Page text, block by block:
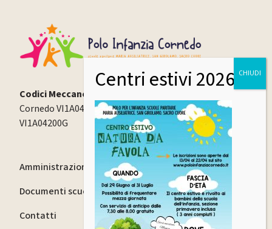
Codici Meccanografici:
Cornedo VI1A04000X | Cereda VI1A04100Q | Spagnago
VI1A04200G
Amministrazione trasparente
Documenti scuola
Contatti